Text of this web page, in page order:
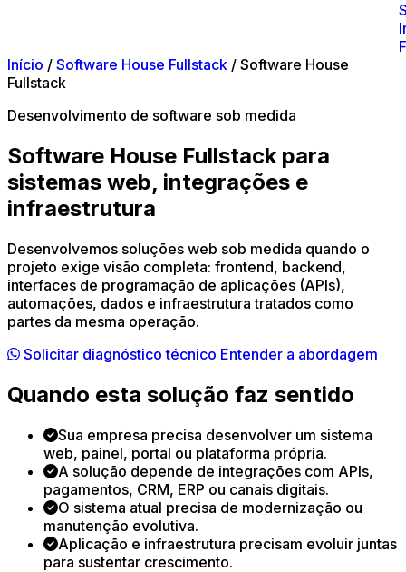
Início / Software House Fullstack / Software House
Fullstack
Desenvolvimento de software sob medida
Software House Fullstack para
sistemas web, integrações e
infraestrutura
Desenvolvemos soluções web sob medida quando o
projeto exige visão completa: frontend, backend,
interfaces de programação de aplicações (APIs),
automações, dados e infraestrutura tratados como
partes da mesma operação.
Solicitar diagnóstico técnico Entender a abordagem
Quando esta solução faz sentido
Sua empresa precisa desenvolver um sistema
web, painel, portal ou plataforma própria.
A solução depende de integrações com APIs,
pagamentos, CRM, ERP ou canais digitais.
O sistema atual precisa de modernização ou
manutenção evolutiva.
Aplicação e infraestrutura precisam evoluir juntas
para sustentar crescimento.